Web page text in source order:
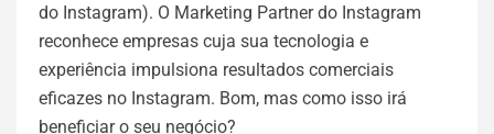
do Instagram). O Marketing Partner do Instagram
reconhece empresas cuja sua tecnologia e
experiência impulsiona resultados comerciais
eficazes no Instagram. Bom, mas como isso irá
beneficiar o seu negócio?